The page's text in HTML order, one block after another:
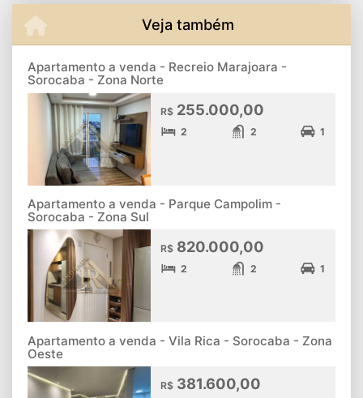
Veja também
Apartamento a venda - Recreio Marajoara -
Sorocaba - Zona Norte
R$ 255.000,00
2 2 1
Apartamento a venda - Parque Campolim -
Sorocaba - Zona Sul
R$ 820.000,00
2 2 1
Apartamento a venda - Vila Rica - Sorocaba - Zona
Oeste
R$ 381.600,00